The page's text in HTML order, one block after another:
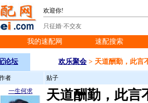
欢迎你!
只征婚·不交友
我的速配网 速配搜索
论坛 欢乐聚会 > 天道酬勤，此言
者
贴子
一生何求 天道酬勤，此言